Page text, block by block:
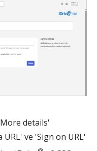
details'
URL' ve 'Sign on URL'